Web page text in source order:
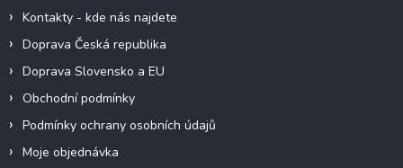
Kontakty - kde nás najdete
Doprava Česká republika
Doprava Slovensko a EU
Obchodní podmínky
Podmínky ochrany osobních údajů
Moje objednávka